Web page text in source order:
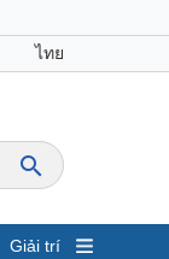
ไทย
Giải trí